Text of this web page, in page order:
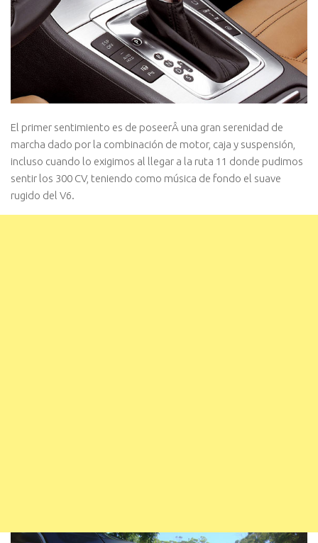
El primer sentimiento es de poseerÂ una gran serenidad de
marcha dado por la combinación de motor, caja y suspensión,
incluso cuando lo exigimos al llegar a la ruta 11 donde pudimos
sentir los 300 CV, teniendo como música de fondo el suave
rugido del V6.